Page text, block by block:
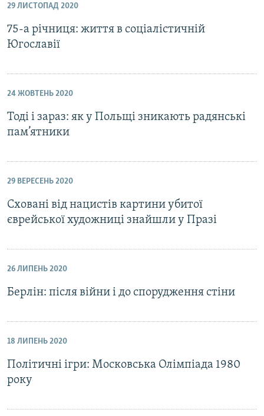
29 ЛИСТОПАД 2020
75-а річниця: життя в соціалістичній
Югославії
24 ЖОВТЕНЬ 2020
Тоді і зараз: як у Польщі зникають радянські
пам’ятники
29 ВЕРЕСЕНЬ 2020
Сховані від нацистів картини убитої
єврейської художниці знайшли у Празі
26 ЛИПЕНЬ 2020
Берлін: після війни і до спорудження стіни
18 ЛИПЕНЬ 2020
Політичні ігри: Московська Олімпіада 1980
року